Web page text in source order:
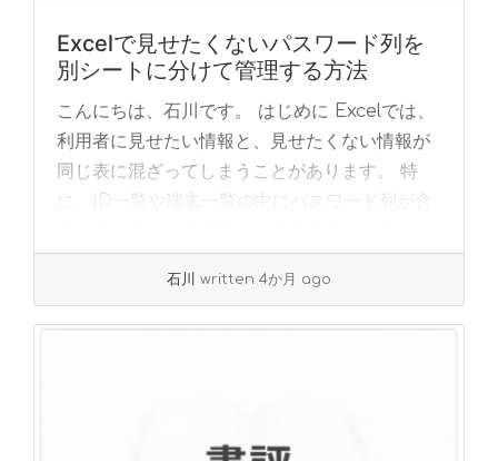
Excelで見せたくないパスワード列を
別シートに分けて管理する方法
こんにちは、石川です。 はじめに Excelでは、
利用者に見せたい情報と、見せたくない情報が
同じ表に混ざってしまうことがあります。 特
に、ID一覧や端末一覧の中にパスワード列が含
石川 written 4か月 ago